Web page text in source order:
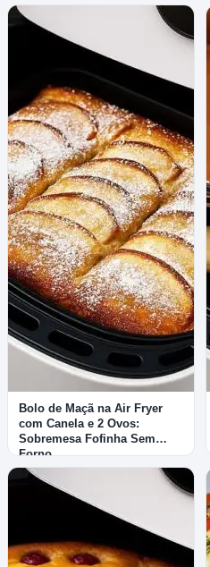
Bolo de Maçã na Air Fryer
com Canela e 2 Ovos:
Sobremesa Fofinha Sem
Forno